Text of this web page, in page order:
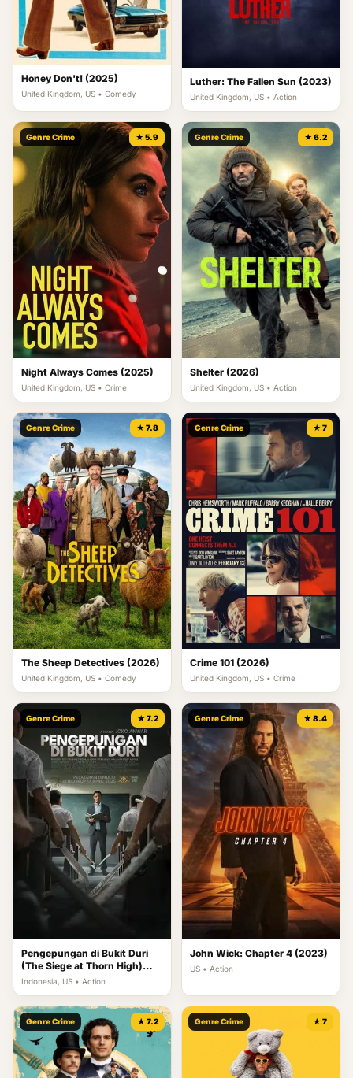
Honey Don't! (2025)
United Kingdom, US • Comedy
Luther: The Fallen Sun (2023)
United Kingdom, US • Action
Genre Crime ★ 5.9
Night Always Comes (2025)
United Kingdom, US • Crime
Genre Crime ★ 6.2
Shelter (2026)
United Kingdom, US • Action
Genre Crime ★ 7.8
The Sheep Detectives (2026)
United Kingdom, US • Comedy
Genre Crime ★ 7
Crime 101 (2026)
United Kingdom, US • Crime
Genre Crime ★ 7.2
Pengepungan di Bukit Duri
(The Siege at Thorn High)
(2025)
Indonesia, US • Action
Genre Crime ★ 8.4
John Wick: Chapter 4 (2023)
US • Action
Genre Crime ★ 7.2 Genre Crime ★ 7